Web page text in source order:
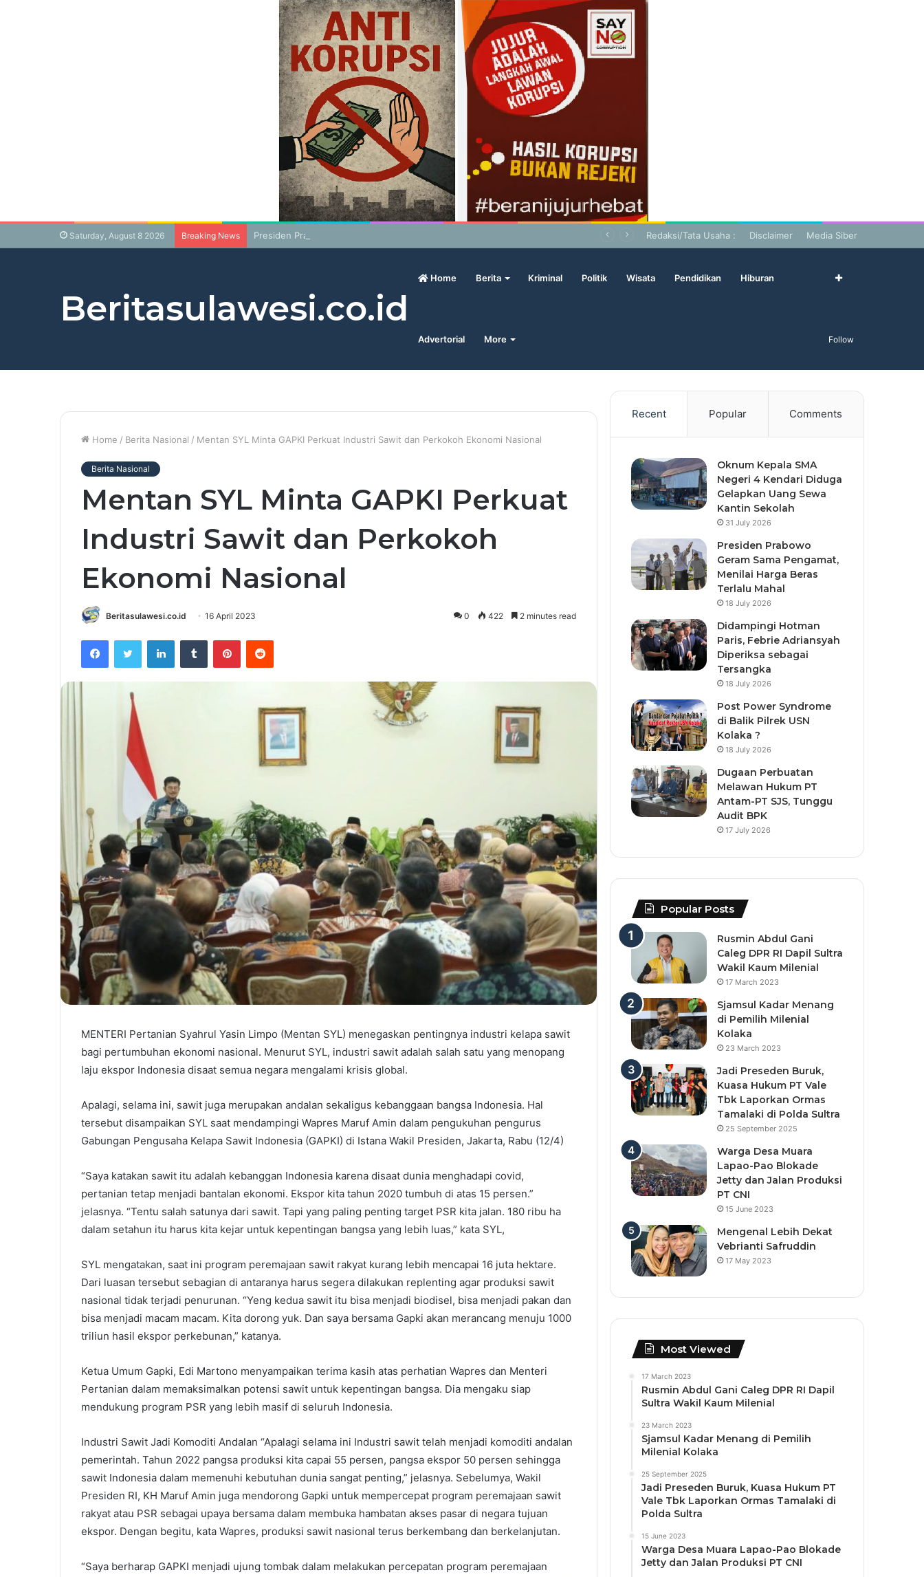
Saturday, August 8 2026 Breaking News Presiden Prabowo Geram Sama Pengamat, Menilai Harga Beras Terlalu Mahal Redaksi/Tata Usaha : Disclaimer Media Siber
Beritasulawesi.co.id
Home Berita Kriminal Politik Wisata Pendidikan Hiburan
Advertorial More Follow
Home / Berita Nasional / Mentan SYL Minta GAPKI Perkuat Industri Sawit dan Perkokoh Ekonomi Nasional
Berita Nasional
Mentan SYL Minta GAPKI Perkuat
Industri Sawit dan Perkokoh
Ekonomi Nasional
Beritasulawesi.co.id 16 April 2023 0 422 2 minutes read
MENTERI Pertanian Syahrul Yasin Limpo (Mentan SYL) menegaskan pentingnya industri kelapa sawit
bagi pertumbuhan ekonomi nasional. Menurut SYL, industri sawit adalah salah satu yang menopang
laju ekspor Indonesia disaat semua negara mengalami krisis global.
Apalagi, selama ini, sawit juga merupakan andalan sekaligus kebanggaan bangsa Indonesia. Hal
tersebut disampaikan SYL saat mendampingi Wapres Maruf Amin dalam pengukuhan pengurus
Gabungan Pengusaha Kelapa Sawit Indonesia (GAPKI) di Istana Wakil Presiden, Jakarta, Rabu (12/4)
“Saya katakan sawit itu adalah kebanggan Indonesia karena disaat dunia menghadapi covid,
pertanian tetap menjadi bantalan ekonomi. Ekspor kita tahun 2020 tumbuh di atas 15 persen.”
jelasnya. “Tentu salah satunya dari sawit. Tapi yang paling penting target PSR kita jalan. 180 ribu ha
dalam setahun itu harus kita kejar untuk kepentingan bangsa yang lebih luas,” kata SYL,
SYL mengatakan, saat ini program peremajaan sawit rakyat kurang lebih mencapai 16 juta hektare.
Dari luasan tersebut sebagian di antaranya harus segera dilakukan replenting agar produksi sawit
nasional tidak terjadi penurunan. “Yeng kedua sawit itu bisa menjadi biodisel, bisa menjadi pakan dan
bisa menjadi macam macam. Kita dorong yuk. Dan saya bersama Gapki akan merancang menuju 1000
triliun hasil ekspor perkebunan,” katanya.
Ketua Umum Gapki, Edi Martono menyampaikan terima kasih atas perhatian Wapres dan Menteri
Pertanian dalam memaksimalkan potensi sawit untuk kepentingan bangsa. Dia mengaku siap
mendukung program PSR yang lebih masif di seluruh Indonesia.
Industri Sawit Jadi Komoditi Andalan “Apalagi selama ini Industri sawit telah menjadi komoditi andalan
pemerintah. Tahun 2022 pangsa produksi kita capai 55 persen, pangsa ekspor 50 persen sehingga
sawit Indonesia dalam memenuhi kebutuhan dunia sangat penting,” jelasnya. Sebelumya, Wakil
Presiden RI, KH Maruf Amin juga mendorong Gapki untuk mempercepat program peremajaan sawit
rakyat atau PSR sebagai upaya bersama dalam membuka hambatan akses pasar di negara tujuan
ekspor. Dengan begitu, kata Wapres, produksi sawit nasional terus berkembang dan berkelanjutan.
“Saya berharap GAPKI menjadi ujung tombak dalam melakukan percepatan program peremajaan
Recent Popular Comments
Oknum Kepala SMA
Negeri 4 Kendari Diduga
Gelapkan Uang Sewa
Kantin Sekolah
31 July 2026
Presiden Prabowo
Geram Sama Pengamat,
Menilai Harga Beras
Terlalu Mahal
18 July 2026
Didampingi Hotman
Paris, Febrie Adriansyah
Diperiksa sebagai
Tersangka
18 July 2026
Post Power Syndrome
di Balik Pilrek USN
Kolaka ?
18 July 2026
Dugaan Perbuatan
Melawan Hukum PT
Antam-PT SJS, Tunggu
Audit BPK
17 July 2026
Popular Posts
Rusmin Abdul Gani
Caleg DPR RI Dapil Sultra
Wakil Kaum Milenial
17 March 2023
Sjamsul Kadar Menang
di Pemilih Milenial
Kolaka
23 March 2023
Jadi Preseden Buruk,
Kuasa Hukum PT Vale
Tbk Laporkan Ormas
Tamalaki di Polda Sultra
25 September 2025
Warga Desa Muara
Lapao-Pao Blokade
Jetty dan Jalan Produksi
PT CNI
15 June 2023
Mengenal Lebih Dekat
Vebrianti Safruddin
17 May 2023
Most Viewed
17 March 2023
Rusmin Abdul Gani Caleg DPR RI Dapil
Sultra Wakil Kaum Milenial
23 March 2023
Sjamsul Kadar Menang di Pemilih
Milenial Kolaka
25 September 2025
Jadi Preseden Buruk, Kuasa Hukum PT
Vale Tbk Laporkan Ormas Tamalaki di
Polda Sultra
15 June 2023
Warga Desa Muara Lapao-Pao Blokade
Jetty dan Jalan Produksi PT CNI